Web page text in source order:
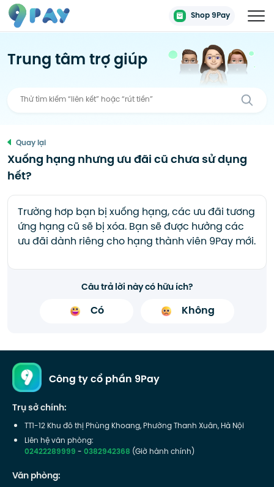
Shop 9Pay
Trung tâm trợ giúp
Quay lại
Xuống hạng nhưng ưu đãi cũ chưa sử dụng
hết?
Trường hơp bạn bị xuống hạng, các ưu đãi tương
ứng hạng cũ sẽ bị xóa. Bạn sẽ được hưởng các
ưu đãi dành riêng cho hạng thành viên 9Pay mới.
Câu trả lời này có hữu ích?
Có Không
Công ty cổ phần 9Pay
Trụ sở chính:
TT1-12 Khu đô thị Phùng Khoang, Phường Thanh Xuân, Hà Nội
Liên hệ văn phòng:
02422289999-0382942368 (Giờ hành chính)
Văn phòng: